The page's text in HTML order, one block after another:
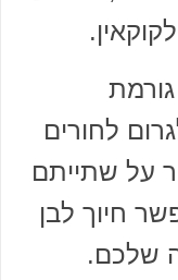
לחורים
על שתייתם
חיוך לבן
שלכם.